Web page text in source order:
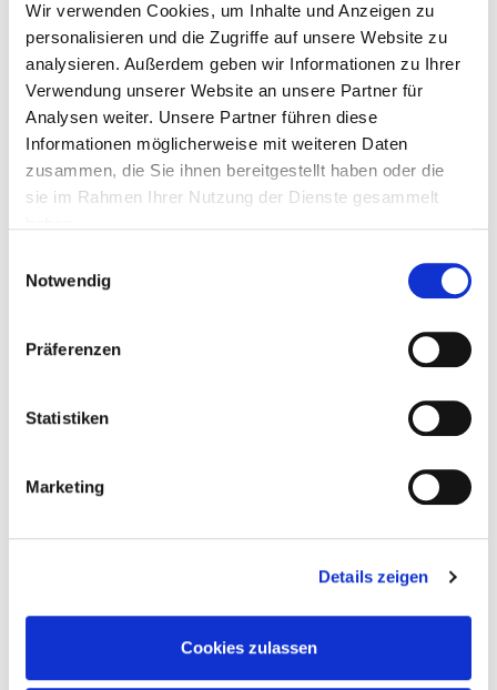
Wir verwenden Cookies, um Inhalte und Anzeigen zu
personalisieren und die Zugriffe auf unsere Website zu
analysieren. Außerdem geben wir Informationen zu Ihrer
Verwendung unserer Website an unsere Partner für
Analysen weiter. Unsere Partner führen diese
Informationen möglicherweise mit weiteren Daten
zusammen, die Sie ihnen bereitgestellt haben oder die
sie im Rahmen Ihrer Nutzung der Dienste gesammelt
Notwendig
Präferenzen
Statistiken
Marketing
Details zeigen
Cookies zulassen
LKZ
PLZ
Fax